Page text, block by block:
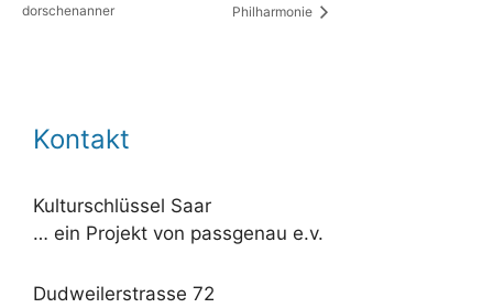
dorschenanner
Philharmonie
Kontakt
Kulturschlüssel Saar
… ein Projekt von passgenau e.v.
Dudweilerstrasse 72